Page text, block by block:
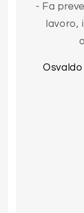
- Fa
lavoro,